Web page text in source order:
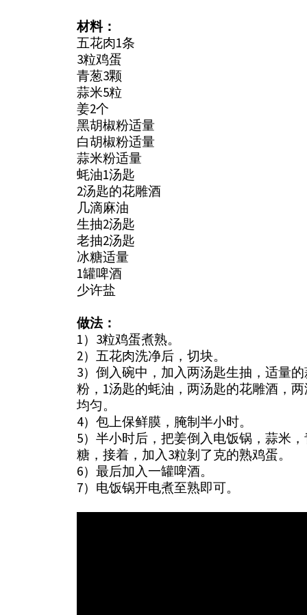
材料：
五花肉1条
3粒鸡蛋
青葱3颗
蒜米5粒
姜2个
黑胡椒粉适量
白胡椒粉适量
蒜米粉适量
蚝油1汤匙
2汤匙的花雕酒
几滴麻油
生抽2汤匙
老抽2汤匙
冰糖适量
1罐啤酒
少许盐
做法：
1）3粒鸡蛋煮熟。
2）五花肉洗净后，切块。
3）倒入碗中，加入两汤匙生抽，适量
粉，1汤匙的蚝油，两汤匙的花雕酒，
均匀。
4）包上保鲜膜，腌制半小时。
5）半小时后，把姜倒入电饭锅，蒜米
糖，接着，加入3粒剝了克的熟鸡蛋。
6）最后加入一罐啤酒。
7）电饭锅开电煮至熟即可。